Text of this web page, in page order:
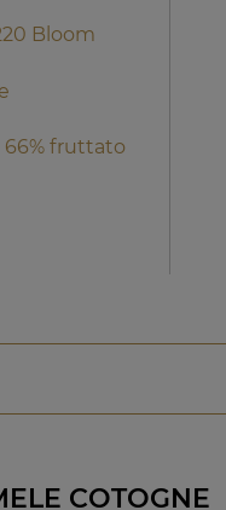
Bloom
66% fruttato
COTOGNE